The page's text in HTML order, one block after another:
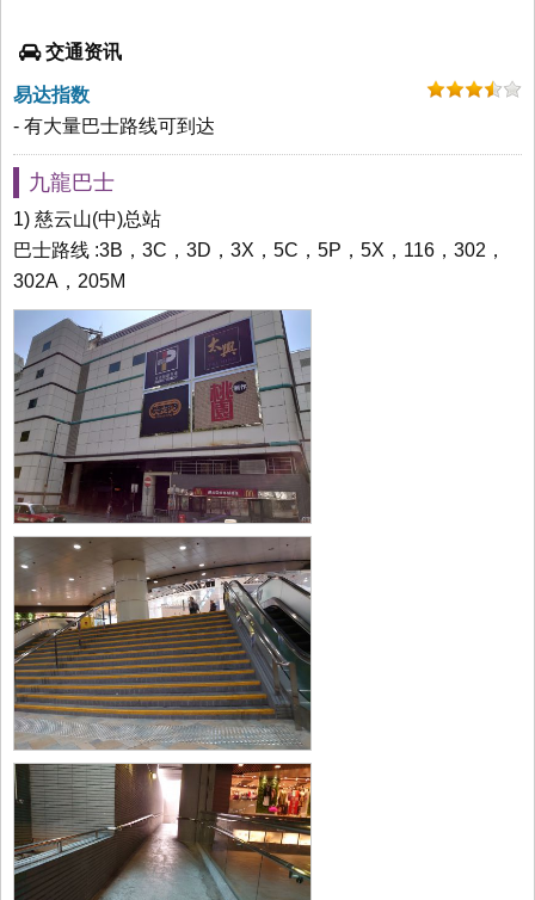
交通资讯
易达指数
- 有大量巴士路线可到达
九龍巴士
1) 慈云山(中)总站
巴士路线 :3B，3C，3D，3X，5C，5P，5X，116，302，
302A，205M